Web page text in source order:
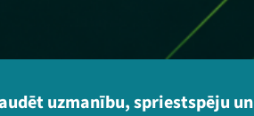
uzmanību, spriestspēju